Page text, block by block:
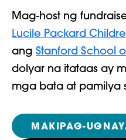
Mag-host ng
Lucile Packard
ang Stanford School
dolyar na itataas ay
mga bata at pamilya
MAKIPAG-